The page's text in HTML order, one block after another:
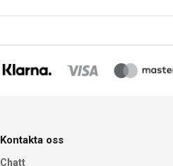
Kontakta oss
Chatt